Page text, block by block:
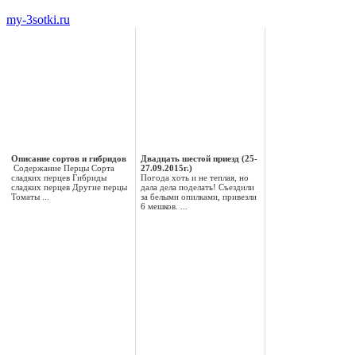
my-3sotki.ru
Описание сортов и гибридов
Содержание Перцы Сорта
сладких перцев Гибриды
сладких перцев Другие перцы
Томаты ...
Двадцать шестой приезд (25-
27.09.2015г.)
Погода хоть и не теплая, но
дала дела поделать! Съездили
за белыми опилками, привезли
6 мешков. ...